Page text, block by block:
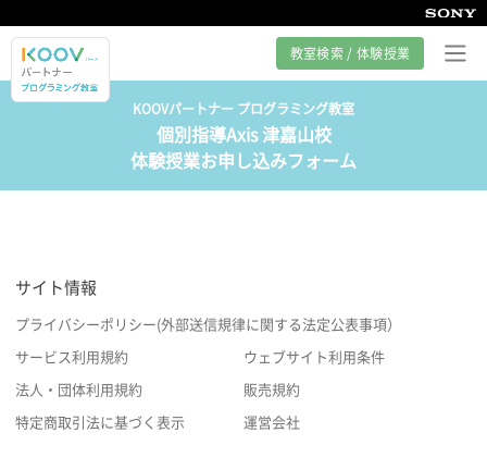
教室検索 / 体験授業
プログラミング教室とは
カリキュラム紹介
サポート
KOOVパートナー プログラミング教室
個別指導Axis 津嘉山校
体験授業お申し込みフォーム
サイト情報
プライバシーポリシー(外部送信規律に関する法定公表事項）
サービス利用規約 ウェブサイト利用条件
法人・団体利用規約 販売規約
特定商取引法に基づく表示 運営会社